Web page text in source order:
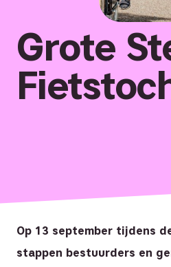
Grote
Op 13 september tijdens
stappen bestuurders en